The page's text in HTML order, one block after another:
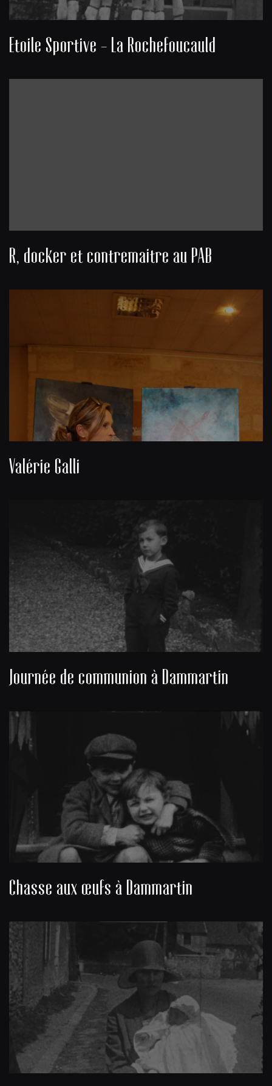
Etoile Sportive - La Rochefoucauld
R, docker et contremaitre au PAB
Valérie Galli
Journée de communion à Dammartin
Chasse aux œufs à Dammartin